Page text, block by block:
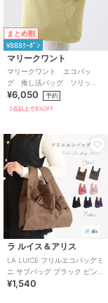
まとめ割
¥888ｸｰﾎﾟﾝ
マリークワント
マリークワント エコバッ
グ 推し活バッグ ソリッ
ド 【MARY QUANT】
¥6,050 予約
2点以上で8%OFF
ラ ルイス＆アリス
LA LUICE フリルエコバッグミ
ニ サブバッグ ブラック ピンク
ブルー グリーン イエロー
¥1,540